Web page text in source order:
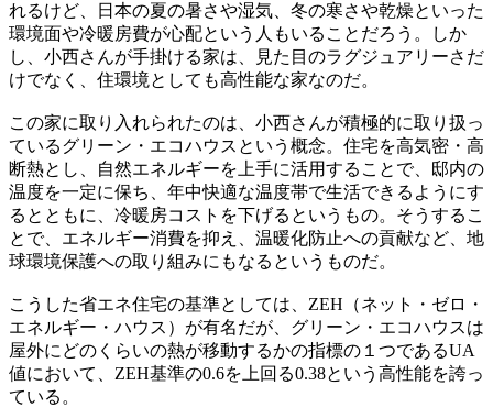
れるけど、日本の夏の暑さや湿気、冬の寒さや乾燥といった
環境面や冷暖房費が心配という人もいることだろう。しか
し、小西さんが手掛ける家は、見た目のラグジュアリーさだ
けでなく、住環境としても高性能な家なのだ。
この家に取り入れられたのは、小西さんが積極的に取り扱っ
ているグリーン・エコハウスという概念。住宅を高気密・高
断熱とし、自然エネルギーを上手に活用することで、邸内の
温度を一定に保ち、年中快適な温度帯で生活できるようにす
るとともに、冷暖房コストを下げるというもの。そうするこ
とで、エネルギー消費を抑え、温暖化防止への貢献など、地
球環境保護への取り組みにもなるというものだ。
こうした省エネ住宅の基準としては、ZEH（ネット・ゼロ・
エネルギー・ハウス）が有名だが、グリーン・エコハウスは
屋外にどのくらいの熱が移動するかの指標の１つであるUA
値において、ZEH基準の0.6を上回る0.38という高性能を誇っ
ている。